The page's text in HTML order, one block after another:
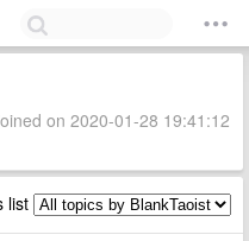
on 2020-01-28 19:41:12
list